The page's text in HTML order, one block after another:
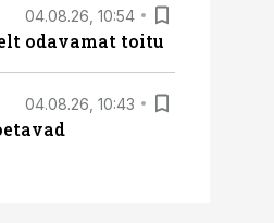
04.08.26, 10:54
odavamat toitu
04.08.26, 10:43